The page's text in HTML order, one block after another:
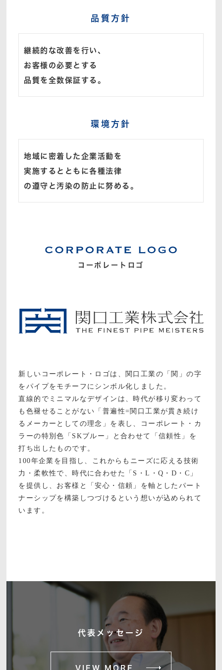
品質方針
継続的な改善を行い、
お客様の必要とする
品質を全数保証する。
環境方針
地域に密着した企業活動を
実施するとともに各種法律
の遵守と汚染の防止に努める。
コーポレートロゴ
新しいコーポレート・ロゴは、関口工業の「関」の字
をパイプをモチーフにシンボル化しました。
直線的でミニマルなデザインは、時代が移り変わって
も色褪せることがない「普遍性=関口工業が貫き続け
るメーカーとしての理念」を表し、コーポレート・カ
ラーの特別色「SKブルー」と合わせて「信頼性」を
打ち出したものです。
100年企業を目指し、これからもニーズに応える技術
力・柔軟性で、時代に合わせた「S・L・Q・D・C」
を提供し、お客様と「安心・信頼」を軸としたパート
ナーシップを構築しつづけるという想いが込められて
います。
代表メッセージ
VIEW MORE